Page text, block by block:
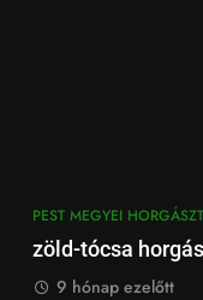
PEST MEGYEI
zöld-tócsa
9 hónap ezelőtt